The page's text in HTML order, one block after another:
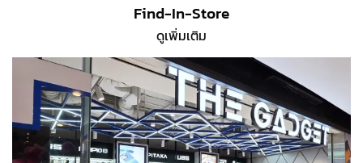
Find-In-Store
ดูเพิ่มเติม